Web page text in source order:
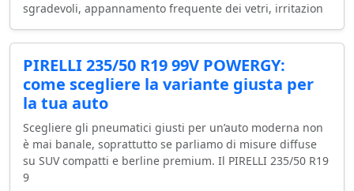
sgradevoli, appannamento frequente dei vetri, irritazion
PIRELLI 235/50 R19 99V POWERGY:
come scegliere la variante giusta per
la tua auto
Scegliere gli pneumatici giusti per un’auto moderna non
è mai banale, soprattutto se parliamo di misure diffuse
su SUV compatti e berline premium. Il PIRELLI 235/50 R19
9